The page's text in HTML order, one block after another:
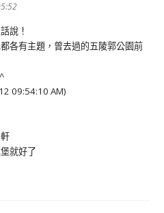
說！
各有主題，曾去過的五陵郭公園前
09:54:10 AM)
就好了